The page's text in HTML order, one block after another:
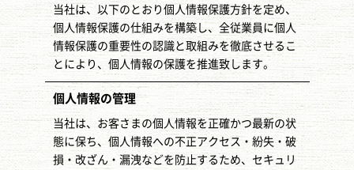
当社は、以下のとおり個人情報保護方針を定め、
個人情報保護の仕組みを構築し、全従業員に個人
情報保護の重要性の認識と取組みを徹底させるこ
とにより、個人情報の保護を推進致します。
個人情報の管理
当社は、お客さまの個人情報を正確かつ最新の状
態に保ち、個人情報への不正アクセス・紛失・破
損・改ざん・漏洩などを防止するため、セキュリ